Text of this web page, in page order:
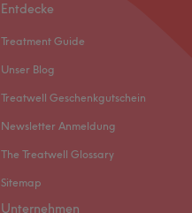
Entdecke
Treatment Guide
Unser Blog
Treatwell Geschenkgutschein
Newsletter Anmeldung
The Treatwell Glossary
Sitemap
Unternehmen